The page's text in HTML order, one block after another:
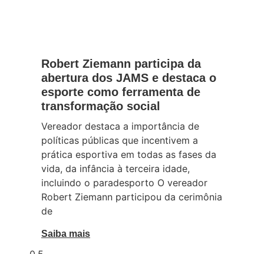
Robert Ziemann participa da
abertura dos JAMS e destaca o
esporte como ferramenta de
transformação social
Vereador destaca a importância de
políticas públicas que incentivem a
prática esportiva em todas as fases da
vida, da infância à terceira idade,
incluindo o paradesporto O vereador
Robert Ziemann participou da cerimônia
de
Saiba mais